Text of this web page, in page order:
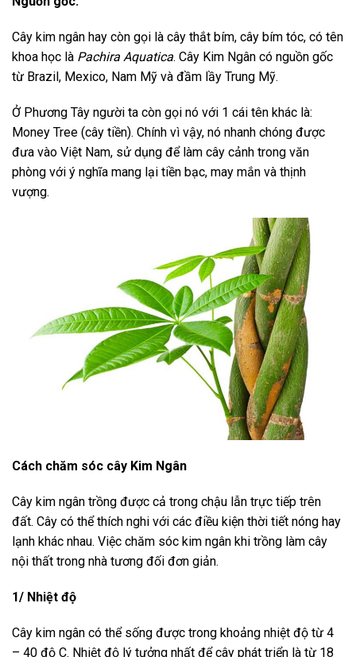
Cây kim ngân hay còn gọi là cây thắt bím, cây bím tóc, có tên
khoa học là Pachira Aquatica. Cây Kim Ngân có nguồn gốc
từ Brazil, Mexico, Nam Mỹ và đầm lầy Trung Mỹ.
Ở Phương Tây người ta còn gọi nó với 1 cái tên khác là:
Money Tree (cây tiền). Chính vì vậy, nó nhanh chóng được
đưa vào Việt Nam, sử dụng để làm cây cảnh trong văn
phòng với ý nghĩa mang lại tiền bạc, may mắn và thịnh
vượng.
Cách chăm sóc cây Kim Ngân
Cây kim ngân trồng được cả trong chậu lẫn trực tiếp trên
đất. Cây có thể thích nghi với các điều kiện thời tiết nóng hay
lạnh khác nhau. Việc chăm sóc kim ngân khi trồng làm cây
nội thất trong nhà tương đối đơn giản.
1/ Nhiệt độ
Cây kim ngân có thể sống được trong khoảng nhiệt độ từ 4
– 40 độ C. Nhiệt độ lý tưởng nhất để cây phát triển là từ 18